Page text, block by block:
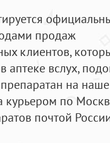
продаж
клиентов,
аптеке вслух,
на
курьером по
почтой